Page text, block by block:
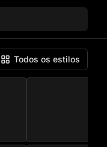
Todos os estilos